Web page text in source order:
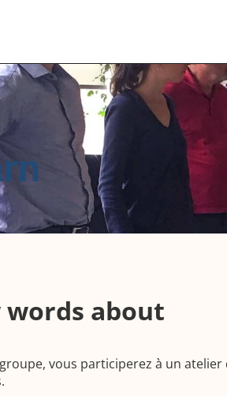
words about
vous participerez à un